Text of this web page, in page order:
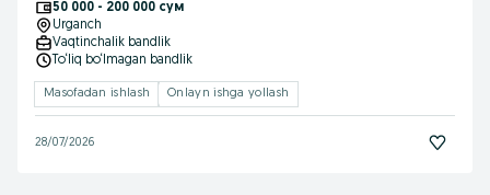
50 000 - 200 000 сум
Urganch
Vaqtinchalik bandlik
To‘liq bo‘lmagan bandlik
Masofadan ishlash Onlayn ishga yollash
28/07/2026